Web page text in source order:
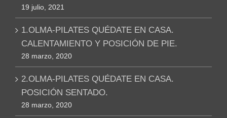
19 julio, 2021
1.OLMA-PILATES QUÉDATE EN CASA.
CALENTAMIENTO Y POSICIÓN DE PIE.
28 marzo, 2020
2.OLMA-PILATES QUÉDATE EN CASA.
POSICIÓN SENTADO.
28 marzo, 2020